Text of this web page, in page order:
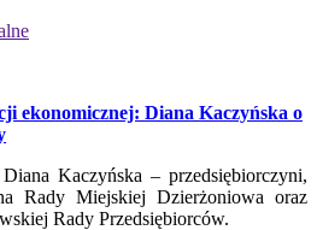
ekonomicznej: Diana Kaczyńska o
Kaczyńska – przedsiębiorczyni,
Rady Miejskiej Dzierżoniowa oraz
Rady Przedsiębiorców.